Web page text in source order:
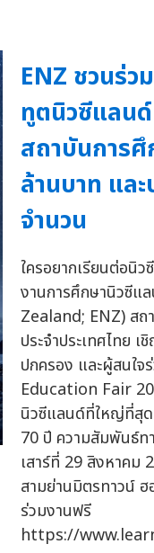
ENZ ชวนร่ว
ทูตนิวซีแลน
สถาบันการ
ล้านบาท แล
จำนวน
ใครอยากเรียนต่อนิ
งานการศึกษานิวซี
Zealand; ENZ) สถ
ประจำประเทศไทย
ปกครอง และผู้สนใ
Education Fair
นิวซีแลนด์ที่ใหญ่ที่สุด
70 ปี ความสัมพันธ์ท
เสาร์ที่ 29 สิงหาคม
สามย่านมิตรทาวน์ ฮ
ร่วมงานฟรี
https://